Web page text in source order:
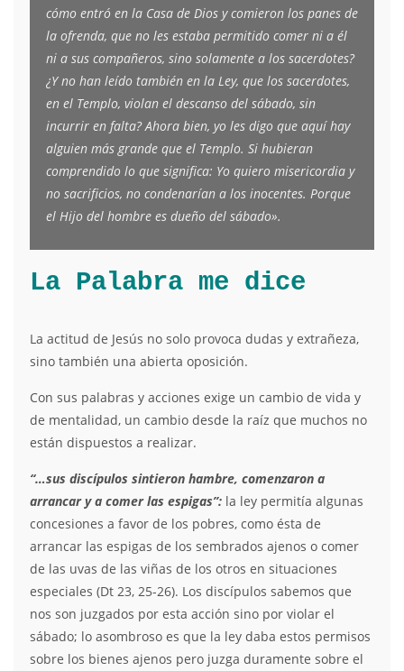
cómo entró en la Casa de Dios y comieron los panes de
la ofrenda, que no les estaba permitido comer ni a él
ni a sus compañeros, sino solamente a los sacerdotes?
¿Y no han leído también en la Ley, que los sacerdotes,
en el Templo, violan el descanso del sábado, sin
incurrir en falta? Ahora bien, yo les digo que aquí hay
alguien más grande que el Templo. Si hubieran
comprendido lo que significa: Yo quiero misericordia y
no sacrificios, no condenarían a los inocentes. Porque
el Hijo del hombre es dueño del sábado».
La Palabra me dice
La actitud de Jesús no solo provoca dudas y extrañeza,
sino también una abierta oposición.
Con sus palabras y acciones exige un cambio de vida y
de mentalidad, un cambio desde la raíz que muchos no
están dispuestos a realizar.
“…sus discípulos sintieron hambre, comenzaron a
arrancar y a comer las espigas”: la ley permitía algunas
concesiones a favor de los pobres, como ésta de
arrancar las espigas de los sembrados ajenos o comer
de las uvas de las viñas de los otros en situaciones
especiales (Dt 23, 25-26). Los discípulos sabemos que
nos son juzgados por esta acción sino por violar el
sábado; lo asombroso es que la ley daba estos permisos
sobre los bienes ajenos pero juzga duramente sobre el